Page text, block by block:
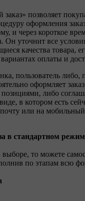
позволяет
оформления
и через короткое
Он уточнит все
качества товара,
оплаты и
пользователь либо,
оформляет
либо
в котором есть
или на
в стандартном
то можете
по этапам всю